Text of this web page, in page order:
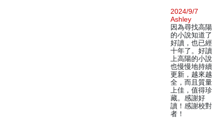
2024/9/7
Ashley
因為尋找高陽
的小說知道了
好讀，也已經
十年了。好讀
上高陽的小說
也慢慢地持續
更新，越來越
全，而且質量
上佳，值得珍
藏。感謝好
讀！感謝校對
者！